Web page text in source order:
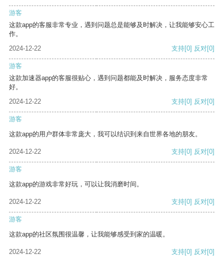
游客
这款app的客服非常专业，遇到问题总是能够及时解决，让我能够安心工
作。
2024-12-22
支持[0] 反对[0]
游客
这款加速器app的客服很贴心，遇到问题都能及时解决，服务态度非常
好。
2024-12-22
支持[0] 反对[0]
游客
这款app的用户群体非常庞大，我可以结识到来自世界各地的朋友。
2024-12-22 支持[0] 反对[0]
游客
这款app的游戏非常好玩，可以让我消磨时间。
2024-12-22 支持[0] 反对[0]
游客
这款app的社区氛围很温馨，让我能够感受到家的温暖。
2024-12-22 支持[0] 反对[0]